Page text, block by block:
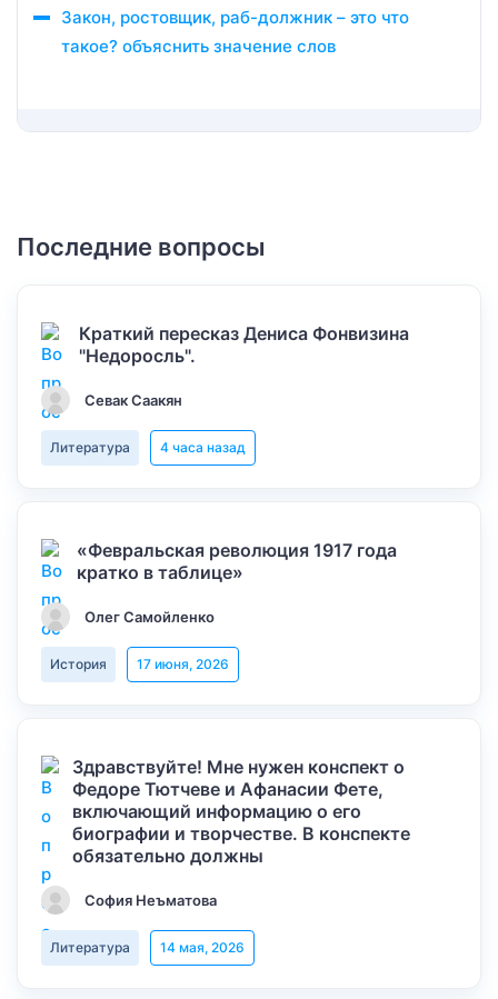
Закон, ростовщик, раб-должник – это что
такое? объяснить значение слов
Последние вопросы
Краткий пересказ Дениса Фонвизина
"Недоросль".
Севак Саакян
Литература 4 часа назад
«Февральская революция 1917 года
кратко в таблице»
Олег Самойленко
История 17 июня, 2026
Здравствуйте! Мне нужен конспект о
Федоре Тютчеве и Афанасии Фете,
включающий информацию о его
биографии и творчестве. В конспекте
обязательно должны
София Неъматова
Литература 14 мая, 2026